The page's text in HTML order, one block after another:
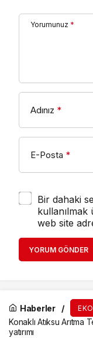
Yorumunuz *
Adınız *
E-Posta *
Bir dahaki
kullanılmak
web site
YORUM GÖNDER
Haberler
Konaklı Atıksu
yatırımı